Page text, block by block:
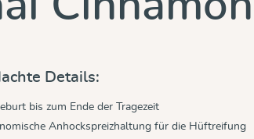
Details:
bis zum Ende der Tragezeit
Anhockspreizhaltung für die Hüftreifung